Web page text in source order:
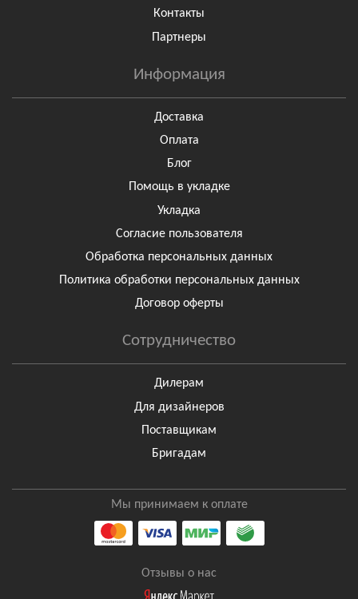
Контакты
Партнеры
Информация
Доставка
Оплата
Блог
Помощь в укладке
Укладка
Согласие пользователя
Обработка персональных данных
Политика обработки персональных данных
Договор оферты
Сотрудничество
Дилерам
Для дизайнеров
Поставщикам
Бригадам
Мы принимаем к оплате
Отзывы о нас